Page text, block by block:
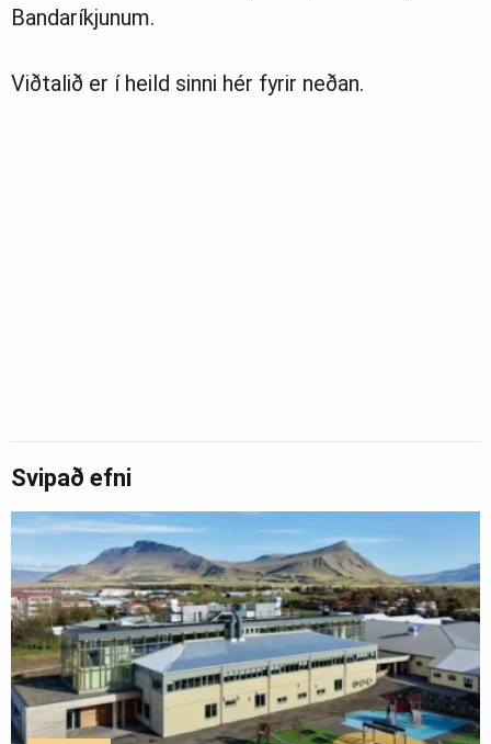
Bandaríkjunum.
Viðtalið er í heild sinni hér fyrir neðan.
Svipað efni